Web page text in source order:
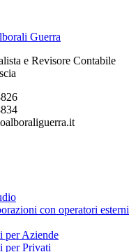
Guerra
e Revisore Contabile
con operatori esterni
per Aziende
per Privati